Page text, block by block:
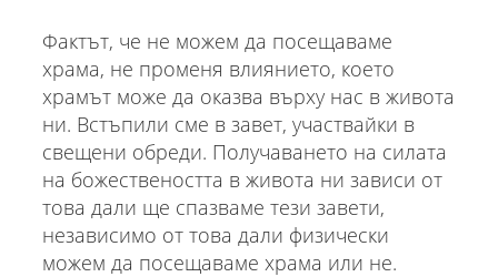
Фактът, че не можем да посещаваме
храма, не променя влиянието, което
храмът може да оказва върху нас в живота
ни. Встъпили сме в завет, участвайки в
свещени обреди. Получаването на силата
на божествеността в живота ни зависи от
това дали ще спазваме тези завети,
независимо от това дали физически
можем да посещаваме храма или не.